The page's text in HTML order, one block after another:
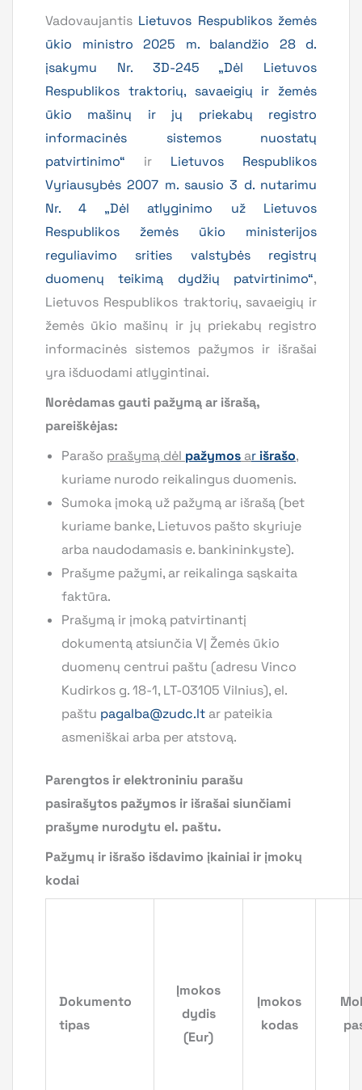
Vadovaujantis Lietuvos Respublikos žemės
ūkio ministro 2025 m. balandžio 28 d.
įsakymu Nr. 3D-245 „Dėl Lietuvos
Respublikos traktorių, savaeigių ir žemės
ūkio mašinų ir jų priekabų registro
informacinės sistemos nuostatų
patvirtinimo“ ir Lietuvos Respublikos
Vyriausybės 2007 m. sausio 3 d. nutarimu
Nr. 4 „Dėl atlyginimo už Lietuvos
Respublikos žemės ūkio ministerijos
reguliavimo srities valstybės registrų
duomenų teikimą dydžių patvirtinimo“,
Lietuvos Respublikos traktorių, savaeigių ir
žemės ūkio mašinų ir jų priekabų registro
informacinės sistemos pažymos ir išrašai
yra išduodami atlygintinai.
Norėdamas gauti pažymą ar išrašą,
pareiškėjas:
Parašo prašymą dėl pažymos ar išrašo,
kuriame nurodo reikalingus duomenis.
Sumoka įmoką už pažymą ar išrašą (bet
kuriame banke, Lietuvos pašto skyriuje
arba naudodamasis e. bankininkyste).
Prašyme pažymi, ar reikalinga sąskaita
faktūra.
Prašymą ir įmoką patvirtinantį
dokumentą atsiunčia VĮ Žemės ūkio
duomenų centrui paštu (adresu Vinco
Kudirkos g. 18-1, LT-03105 Vilnius), el.
paštu pagalba@zudc.lt ar pateikia
asmeniškai arba per atstovą.
Parengtos ir elektroniniu parašu
pasirašytos pažymos ir išrašai siunčiami
prašyme nurodytu el. paštu.
Pažymų ir išrašo išdavimo įkainiai ir įmokų
kodai
Dokumento
tipas
Įmokos
dydis
(Eur)
Įmokos
kodas